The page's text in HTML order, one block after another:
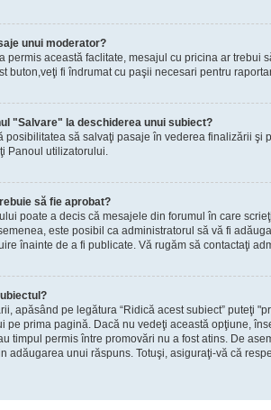
unui moderator?
permis această faclitate, mesajul cu pricina ar trebui
buton,veţi fi îndrumat cu paşii necesari pentru
"Salvare" la deschiderea unui subiect?
posibilitatea să salvaţi pasaje în vederea finalizării şi
Panoul utilizatorului.
să fie aprobat?
poate a decis că mesajele din forumul în care
este posibil ca administratorul să vă fi
înainte de a fi publicate. Vă rugăm să contactaţi
apăsând pe legătura “Ridică acest subiect” puteţi
pe prima pagină. Dacă nu vedeţi această opţiune,
timpul permis între promovări nu a fost atins. De
adăugarea unui răspuns. Totuşi, asiguraţi-vă că